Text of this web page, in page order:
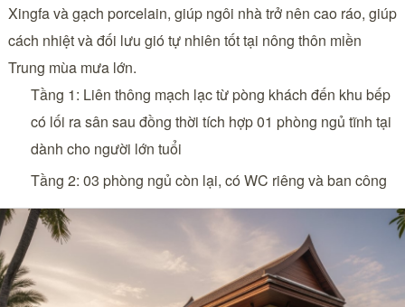
Xingfa và gạch porcelain, giúp ngôi nhà trở nên cao ráo, giúp
cách nhiệt và đối lưu gió tự nhiên tốt tại nông thôn miền
Trung mùa mưa lớn.
Tầng 1: Liên thông mạch lạc từ pòng khách đến khu bếp
có lối ra sân sau đồng thời tích hợp 01 phòng ngủ tĩnh tại
dành cho người lớn tuổi
Tầng 2: 03 phòng ngủ còn lại, có WC riêng và ban công